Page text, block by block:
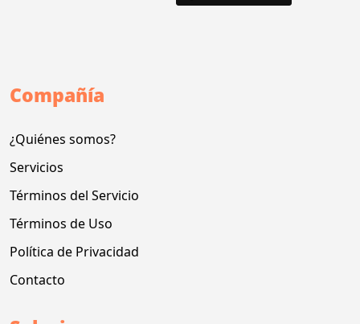
Compañía
¿Quiénes somos?
Servicios
Términos del Servicio
Términos de Uso
Política de Privacidad
Contacto